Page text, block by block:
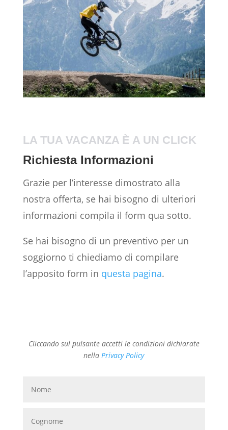
LA TUA VACANZA È A UN CLICK
Richiesta Informazioni
Grazie per l’interesse dimostrato alla
nostra offerta, se hai bisogno di ulteriori
informazioni compila il form qua sotto.
Se hai bisogno di un preventivo per un
soggiorno ti chiediamo di compilare
l’apposito form in questa pagina.
Cliccando sul pulsante accetti le condizioni dichiarate
nella Privacy Policy